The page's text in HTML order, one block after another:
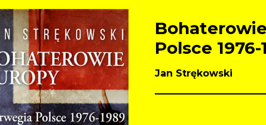
Polsce 1976-
Jan Strękowski